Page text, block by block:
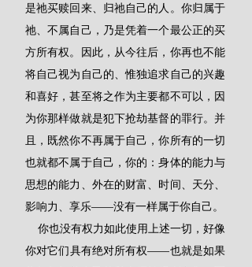
是祂买赎回来、归祂自己的人。你归属于
祂、不属自己，乃是凭着一个最公正的买
方所有权。因此，从今往后，你再也不能
将自己视为自己的、惟独追求自己的兴趣
和喜好，甚至将之作为主要都不可以，因
为你那样做就是犯下抢劫基督的罪行。并
且，既然你不再属于自己，你所有的一切
也就都不属于自己，你的：身体的能力与
思想的能力、外在的财富、时间、天分、
影响力、享乐——没有一样属于你自己。
你对它们具有绝对所有权——也就是如果